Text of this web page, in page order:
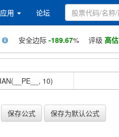
应用 论坛
安全边际 -189.67% 评级 高估
保存公式 保存为默认公式